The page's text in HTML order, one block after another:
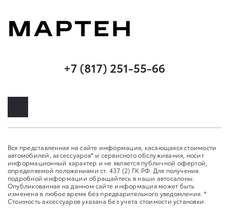
+7 (817) 251-55-66
Вся представленная на сайте информация, касающаяся стоимости
автомобилей, аксессуаров* и сервисного обслуживания, носит
информационный характер и не является публичной офертой,
определяемой положениями ст. 437 (2) ГК РФ. Для получения
подробной информации обращайтесь в наши автосалоны.
Опубликованная на данном сайте информация может быть
изменена в любое время без предварительного уведомления. *
Стоимость аксессуаров указана без учета стоимости установки.